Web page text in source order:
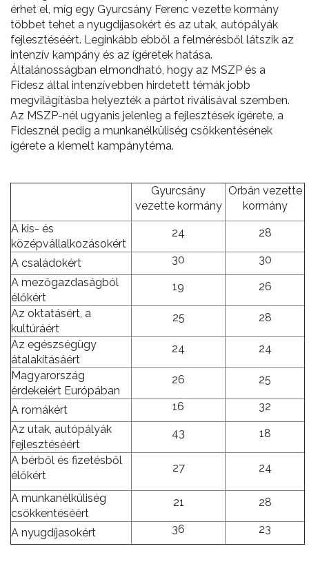
érhet el, míg egy Gyurcsány Ferenc vezette kormány
többet tehet a nyugdíjasokért és az utak, autópályák
fejlesztéséért. Leginkább ebből a felmérésből látszik az
intenzív kampány és az ígéretek hatása.
Általánosságban elmondható, hogy az MSZP és a
Fidesz által intenzívebben hirdetett témák jobb
megvilágításba helyezték a pártot riválisával szemben.
Az MSZP-nél ugyanis jelenleg a fejlesztések ígérete, a
Fidesznél pedig a munkanélküliség csökkentésének
ígérete a kiemelt kampánytéma.
Gyurcsány
vezette kormány
Orbán vezette
kormány
A kis- és
középvállalkozásokért
24 28
A családokért 30
30
A mezőgazdaságból
élőkért
19 26
Az oktatásért, a
kultúráért
25 28
Az egészségügy
átalakításáért
24 24
Magyarország
érdekeiért Európában
26 25
A romákért 16
32
Az utak, autópályák
fejlesztéséért
43 18
A bérből és fizetésből
élőkért
27 24
A munkanélküliség
csökkentéséért
21 28
A nyugdíjasokért 36 23